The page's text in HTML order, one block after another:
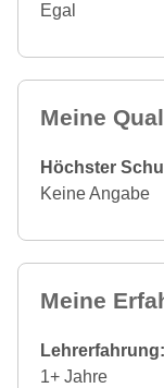
Egal
Meine
Höchster
Keine Angabe
Meine
Lehrerfahrung:
1+ Jahre